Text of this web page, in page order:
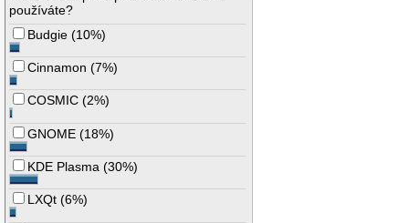
používáte?
Budgie (10%)
Cinnamon (7%)
COSMIC (2%)
GNOME (18%)
KDE Plasma (30%)
LXQt (6%)